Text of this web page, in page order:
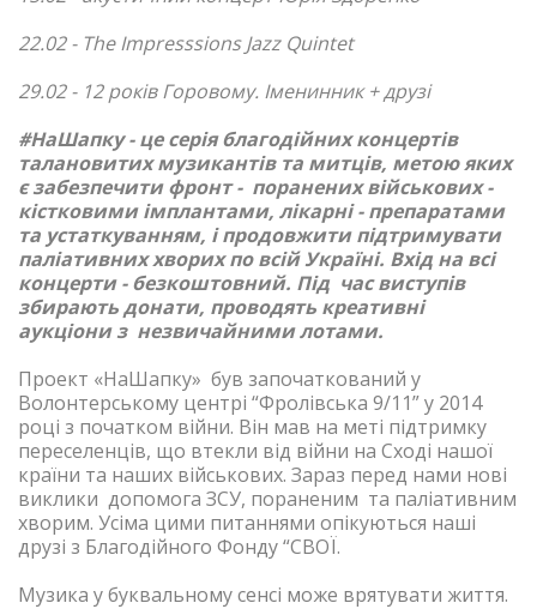
22.02 - The Impresssions Jazz Quintet
29.02 - 12 років Горовому. Іменинник + друзі
#НаШапку - це серія благодійних концертів
талановитих музикантів та митців, метою яких
є забезпечити фронт - поранених військових -
кістковими імплантами, лікарні - препаратами
та устаткуванням, і продовжити підтримувати
паліативних хворих по всій Україні. Вхід на всі
концерти - безкоштовний. Під час виступів
збирають донати, проводять креативні
аукціони з незвичайними лотами.
Проект «НаШапку» був започаткований у
Волонтерському центрі “Фролівська 9/11” у 2014
році з початком війни. Він мав на меті підтримку
переселенців, що втекли від війни на Сході нашої
країни та наших військових. Зараз перед нами нові
виклики допомога ЗСУ, пораненим та паліативним
хворим. Усіма цими питаннями опікуються наші
друзі з Благодійного Фонду “СВОЇ.
Музика у буквальному сенсі може врятувати життя.